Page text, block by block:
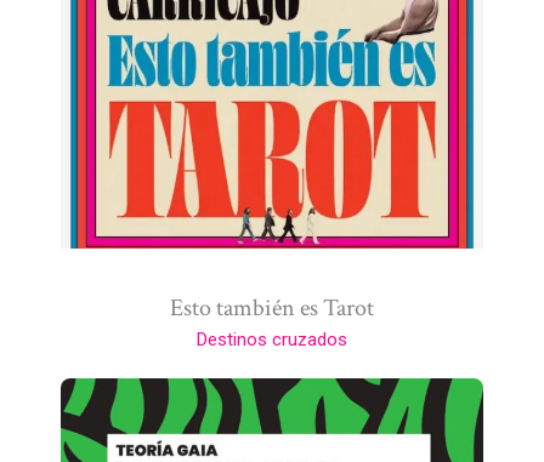
Esto también es Tarot
Destinos cruzados